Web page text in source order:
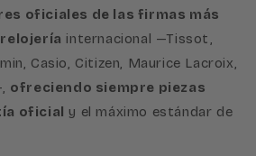
oficiales de las firmas más
internacional —Tissot,
Casio, Citizen, Maurice Lacroix,
ofreciendo siempre piezas
oficial y el máximo estándar de